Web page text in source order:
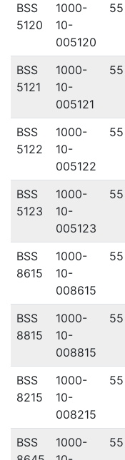
BSS
5120
1000-
10-
005120
55
BSS
5121
1000-
10-
005121
55
BSS
5122
1000-
10-
005122
55
BSS
5123
1000-
10-
005123
55
BSS
8615
1000-
10-
008615
55
BSS
8815
1000-
10-
008815
55
BSS
8215
1000-
10-
008215
55
BSS
1000-
55